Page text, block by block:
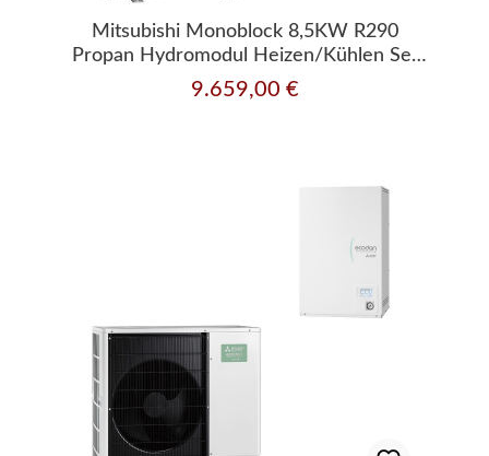
Mitsubishi Monoblock 8,5KW R290
Propan Hydromodul Heizen/Kühlen Set
13.9
Regulärer Preis:
9.659,00 €